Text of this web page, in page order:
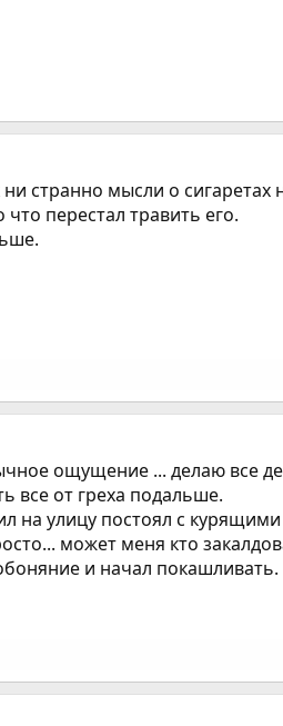
странно мысли о
перестал травить его.
ощущение ... делаю все
все от греха подальше.
на улицу постоял с
может меня кто
и начал покашливать.